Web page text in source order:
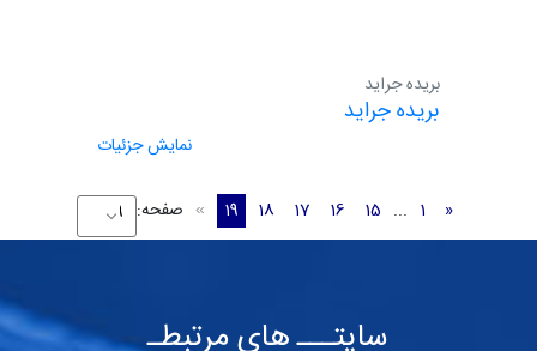
بریده جراید
بریده جراید
نمایش جزئیات
«
1
...
15
16
17
18
19
» صفحه:
سایتـــ های مرتبطـ